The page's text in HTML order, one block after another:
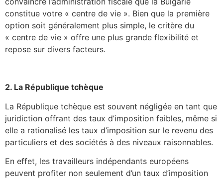
constitue votre « centre de vie ». Bien que la première
option soit généralement plus simple, le critère du
« centre de vie » offre une plus grande flexibilité et
repose sur divers facteurs.
2. La République tchèque
La République tchèque est souvent négligée en tant que
juridiction offrant des taux d’imposition faibles, même si
elle a rationalisé les taux d’imposition sur le revenu des
particuliers et des sociétés à des niveaux raisonnables.
En effet, les travailleurs indépendants européens
peuvent profiter non seulement d’un taux d’imposition